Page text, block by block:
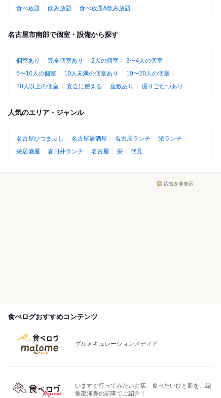
食べ放題
飲み放題 食べ放題&飲み放題
名古屋市南部で個室・設備から探す
個室あり 完全個室あり 2人の個室
3〜4人の個室
5〜10人の個室
10人未満の個室あり
10〜20人の個室
20人以上の個室
宴会に使える 座敷あり 掘りごたつあり
人気のエリア・ジャンル
名古屋ひつまぶし 名古屋居酒屋 名古屋ランチ
栄ランチ
栄居酒屋
春日井ランチ 名古屋 栄 伏見
広告を非表示
食べログおすすめコンテンツ
グルメキュレーションメディア
いますぐ行ってみたいお店、食べたいひと皿を、編
集部渾身の記事でご紹介！